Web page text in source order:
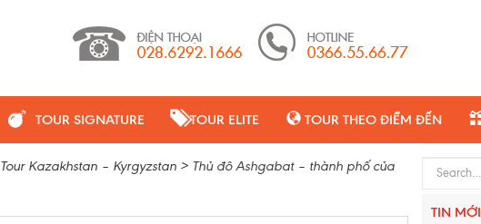
TOUR SIGNATURE TOUR ELITE TOUR THEO ĐIỂM ĐẾN
Tour Kazakhstan – Kyrgyzstan > Thủ đô Ashgabat – thành phố của
Search for:
TIN MỚI